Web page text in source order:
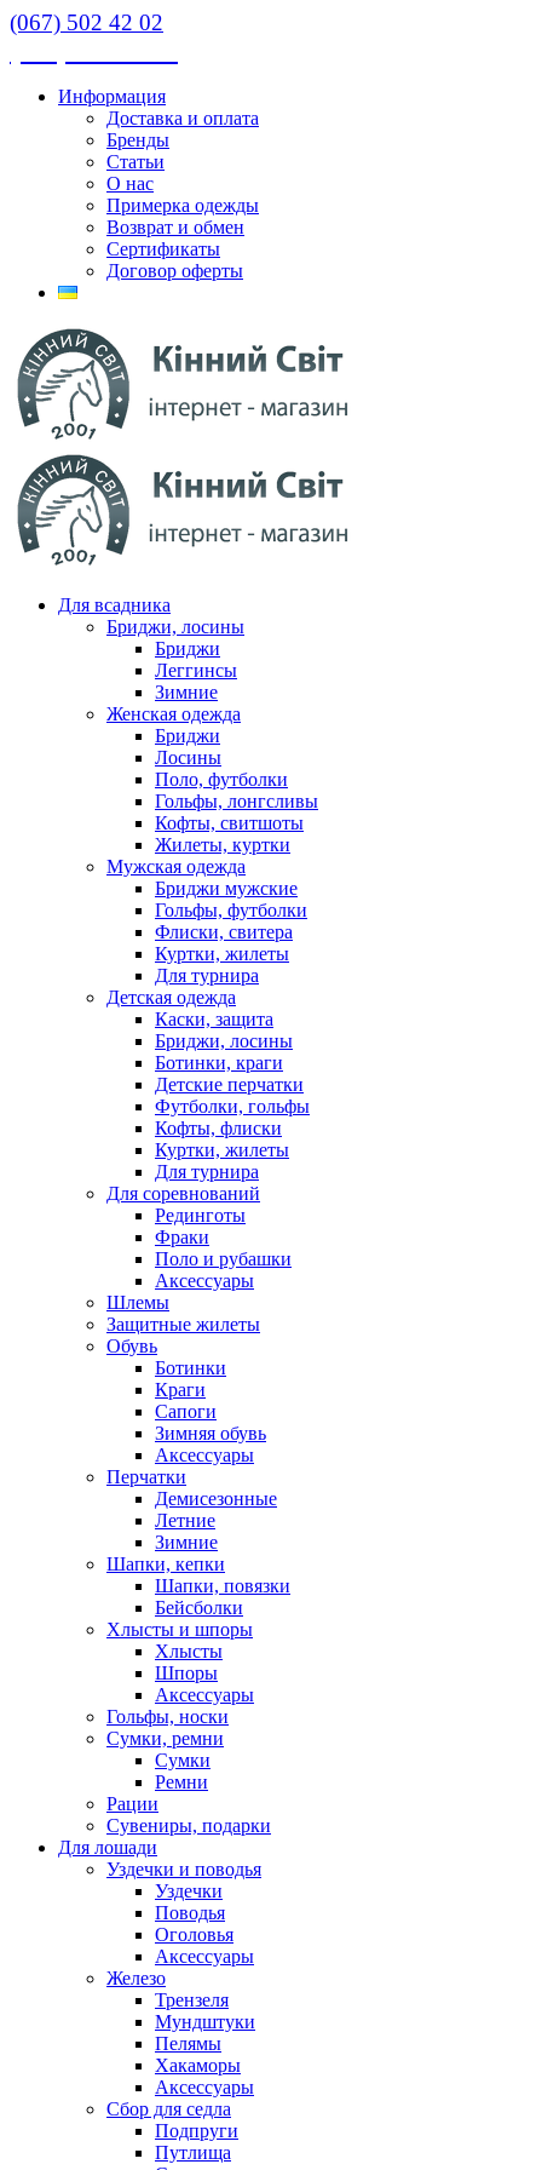
(067) 502 42 02
Информация
Доставка и оплата
Бренды
Статьи
О нас
Примерка одежды
Возврат и обмен
Сертификаты
Договор оферты
Для всадника
Бриджи, лосины
Бриджи
Леггинсы
Зимние
Женская одежда
Бриджи
Лосины
Поло, футболки
Гольфы, лонгсливы
Кофты, свитшоты
Жилеты, куртки
Мужская одежда
Бриджи мужские
Гольфы, футболки
Флиски, свитера
Куртки, жилеты
Для турнира
Детская одежда
Каски, защита
Бриджи, лосины
Ботинки, краги
Детские перчатки
Футболки, гольфы
Кофты, флиски
Куртки, жилеты
Для турнира
Для соревнований
Рединготы
Фраки
Поло и рубашки
Аксессуары
Шлемы
Защитные жилеты
Обувь
Ботинки
Краги
Сапоги
Зимняя обувь
Аксессуары
Перчатки
Демисезонные
Летние
Зимние
Шапки, кепки
Шапки, повязки
Бейсболки
Хлысты и шпоры
Хлысты
Шпоры
Аксессуары
Гольфы, носки
Сумки, ремни
Сумки
Ремни
Рации
Сувениры, подарки
Для лошади
Уздечки и поводья
Уздечки
Поводья
Оголовья
Аксессуары
Железо
Трензеля
Мундштуки
Пелямы
Хакаморы
Аксессуары
Сбор для седла
Подпруги
Путлища